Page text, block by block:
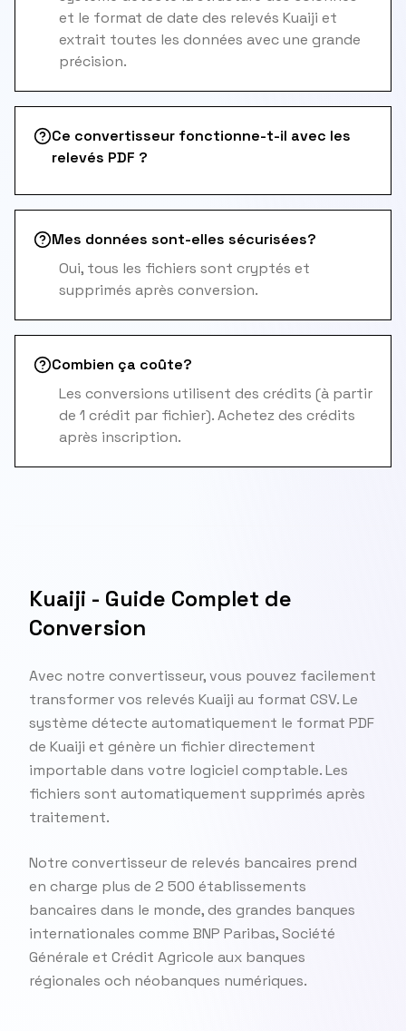
et le format de date des relevés Kuaiji et
extrait toutes les données avec une grande
précision.
Ce convertisseur fonctionne-t-il avec les
relevés PDF ?
Mes données sont-elles sécurisées?
Oui, tous les fichiers sont cryptés et
supprimés après conversion.
Combien ça coûte?
Les conversions utilisent des crédits (à partir
de 1 crédit par fichier). Achetez des crédits
après inscription.
Kuaiji - Guide Complet de
Conversion
Avec notre convertisseur, vous pouvez facilement
transformer vos relevés Kuaiji au format CSV. Le
système détecte automatiquement le format PDF
de Kuaiji et génère un fichier directement
importable dans votre logiciel comptable. Les
fichiers sont automatiquement supprimés après
traitement.
Notre convertisseur de relevés bancaires prend
en charge plus de 2 500 établissements
bancaires dans le monde, des grandes banques
internationales comme BNP Paribas, Société
Générale et Crédit Agricole aux banques
régionales och néobanques numériques.